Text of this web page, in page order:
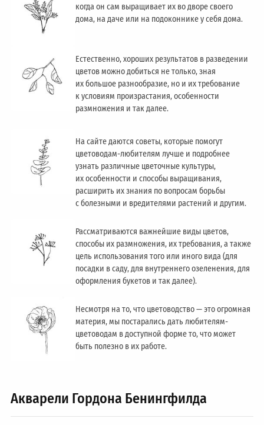
когда он сам выращивает их во дворе своего
дома, на даче или на подоконнике у себя дома.
Естественно, хороших результатов в разведении
цветов можно добиться не только, зная
их большое разнообразие, но и их требование
к условиям произрастания, особенности
размножения и так далее.
На сайте даются советы, которые помогут
цветоводам-любителям лучше и подробнее
узнать различные цветочные культуры,
их особенности и способы выращивания,
расширить их знания по вопросам борьбы
с болезными и вредителями растений и другим.
Рассматриваются важнейшие виды цветов,
способы их размножения, их требования, а также
цель использования того или иного вида (для
посадки в саду, для внутреннего озеленения, для
оформления букетов и так далее).
Несмотря на то, что цветоводство — это огромная
материя, мы постарались дать любителям-
цветоводам в доступной форме то, что может
быть полезно в их работе.
Акварели Гордона Бенингфилда